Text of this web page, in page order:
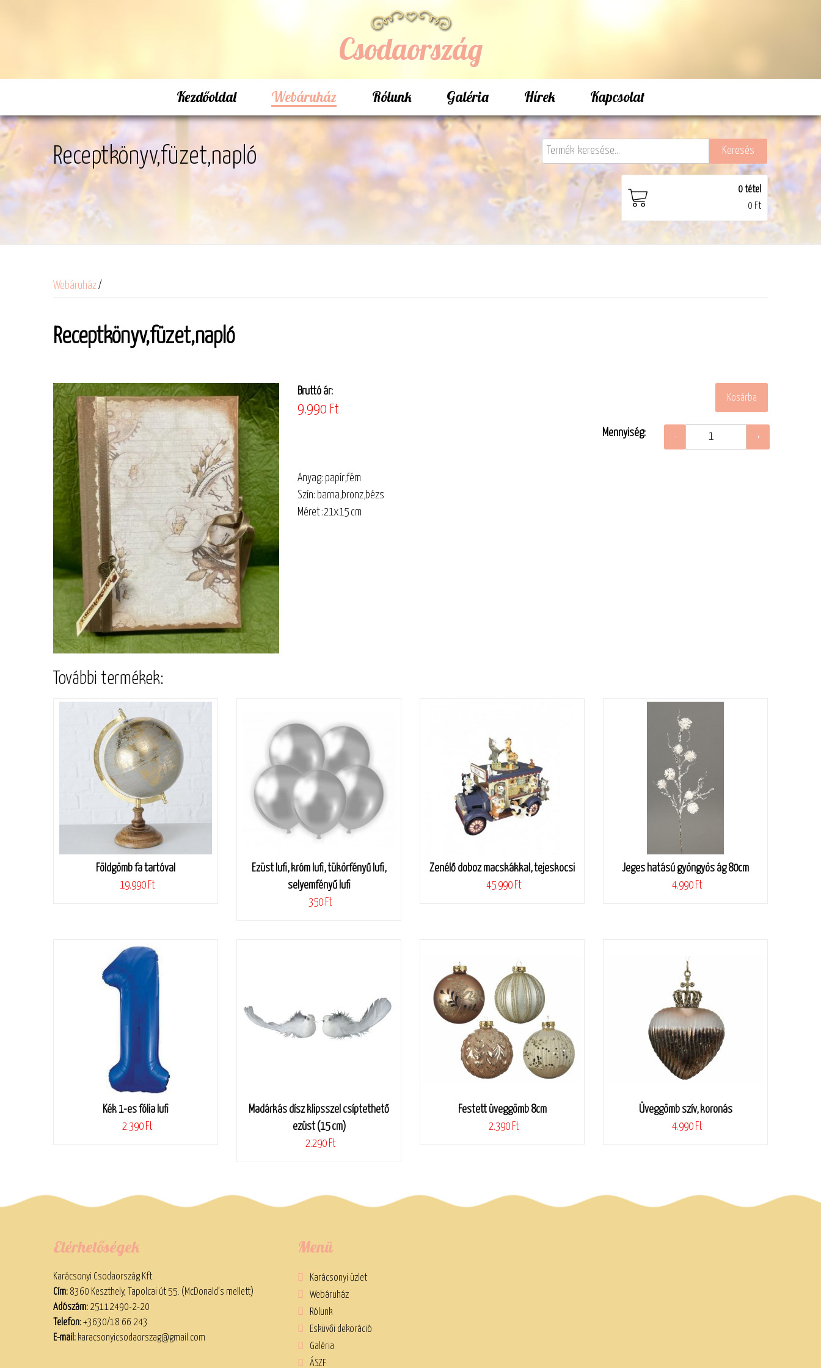
Csodaország
Kezdőoldal Webáruház Rólunk Galéria Hírek Kapcsolat
Receptkönyv,füzet,napló
0tétel
0 Ft
Webáruház/
Receptkönyv,füzet,napló
Bruttó ár:
9.990 Ft
Mennyiség:
Anyag: papír,fém
Szín: barna,bronz,bézs
Méret :21x15 cm
További termékek:
Földgömb fa tartóval
19.990 Ft
Ezüst lufi, króm lufi, tükörfényű lufi,
selyemfényű lufi
350 Ft
Zenélő doboz macskákkal, tejeskocsi
45.990 Ft
Jeges hatású gyöngyös ág 80cm
4.990 Ft
Kék 1-es fólia lufi
2.390 Ft
Madárkás dísz klipsszel csíptethető
ezüst (15 cm)
2.290 Ft
Festett üveggömb 8cm
2.390 Ft
Üveggömb szív, koronás
4.990 Ft
Elérhetőségek
Karácsonyi Csodaország Kft.
Cím: 8360 Keszthely, Tapolcai út 55. (McDonald’s mellett)
Adószám: 25112490-2-20
Telefon:+3630/18 66 243
E-mail: karacsonyicsodaorszag@gmail.com
Menü
Karácsonyi üzlet
Webáruház
Rólunk
Esküvői dekoráció
Galéria
ÁSZF